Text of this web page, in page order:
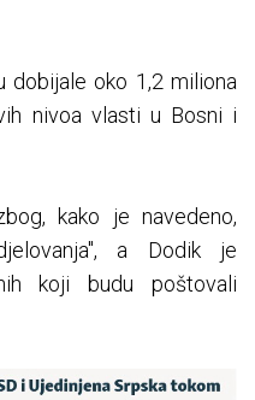
dobijale oko 1,2 miliona
nivoa vlasti u Bosni i
kako je navedeno,
a Dodik je
koji budu poštovali